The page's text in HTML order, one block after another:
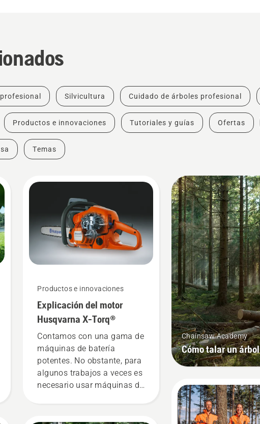
Silvicultura Cuidado de árboles profesional
Productos e innovaciones Tutoriales y guías Ofertas
Temas
Productos e innovaciones
Explicación del motor
Husqvarna X-Torq®
Contamos con una gama de
máquinas de batería
potentes. No obstante, para
algunos trabajos a veces es
necesario usar máquinas de
proporciona la potencia y el
Chainsaw Academy
Cómo talar un árbol